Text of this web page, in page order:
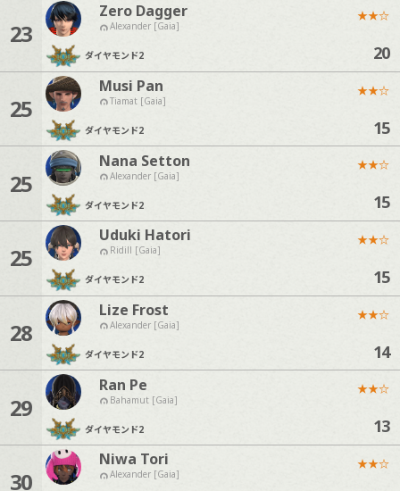
23
Zero Dagger
Alexander [Gaia]
ダイヤモンド2
★★☆
20
25
Musi Pan
Tiamat [Gaia]
ダイヤモンド2
★★☆
15
25
Nana Setton
Alexander [Gaia]
ダイヤモンド2
★★☆
15
25
Uduki Hatori
Ridill [Gaia]
ダイヤモンド2
★★☆
15
28
Lize Frost
Alexander [Gaia]
ダイヤモンド2
★★☆
14
29
Ran Pe
Bahamut [Gaia]
ダイヤモンド2
★★☆
13
30
Niwa Tori
Alexander [Gaia]
★★☆